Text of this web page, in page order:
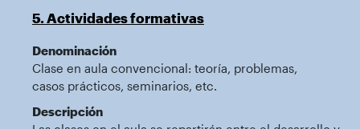
5. Actividades formativas
Denominación
Clase en aula convencional: teoría, problemas,
casos prácticos, seminarios, etc.
Descripción